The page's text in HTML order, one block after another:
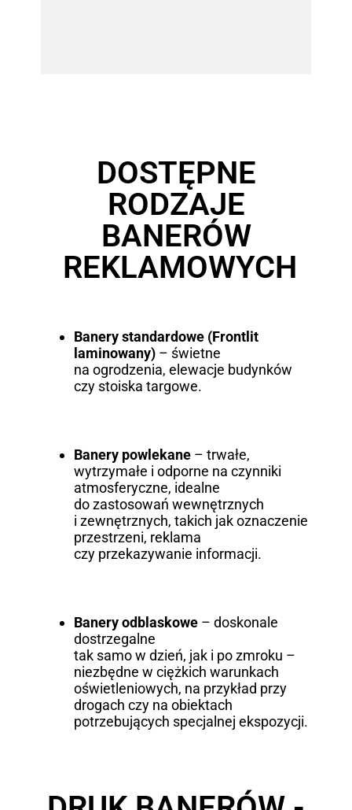
DOSTĘPNE
RODZAJE
BANERÓW
REKLAMOWYCH
Banery standardowe (Frontlit
laminowany)– świetne
na ogrodzenia, elewacje budynków
czy stoiska targowe.
Banery powlekane– trwałe,
wytrzymałe i odporne na czynniki
atmosferyczne, idealne
do zastosowań wewnętrznych
i zewnętrznych, takich jak oznaczenie
przestrzeni, reklama
czy przekazywanie informacji.
Banery odblaskowe– doskonale
dostrzegalne
tak samo w dzień, jak i po zmroku –
niezbędne w ciężkich warunkach
oświetleniowych, na przykład przy
drogach czy na obiektach
potrzebujących specjalnej ekspozycji.